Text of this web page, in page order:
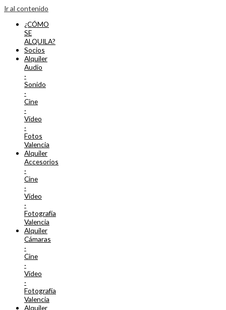
Ir al contenido
¿CÓMO
SE
ALQUILA?
Socios
Alquiler
Audio
·
Sonido
·
Cine
·
Vídeo
·
Fotos
Valencia
Alquiler
Accesorios
·
Cine
·
Vídeo
·
Fotografía
Valencia
Alquiler
Cámaras
·
Cine
·
Vídeo
·
Fotografía
Valencia
Alquiler